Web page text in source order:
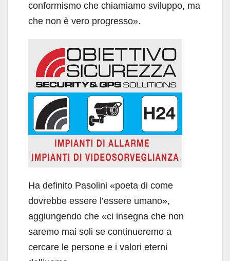
conformismo che chiamiamo sviluppo, ma
che non è vero progresso».
Ha definito Pasolini «poeta di come
dovrebbe essere l’essere umano»,
aggiungendo che «ci insegna che non
saremo mai soli se continueremo a
cercare le persone e i valori eterni